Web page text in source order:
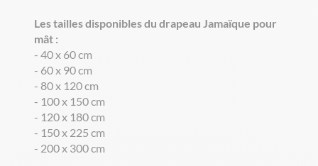
Les tailles disponibles du drapeau Jamaïque pour
mât :
- 40 x 60 cm
- 60 x 90 cm
- 80 x 120 cm
- 100 x 150 cm
- 120 x 180 cm
- 150 x 225 cm
- 200 x 300 cm